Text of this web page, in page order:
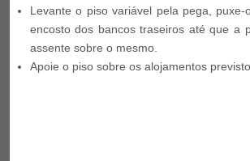
Levante o piso variável pela pega,
encosto dos bancos traseiros até que a
assente sobre o mesmo.
Apoie o piso sobre os alojamentos